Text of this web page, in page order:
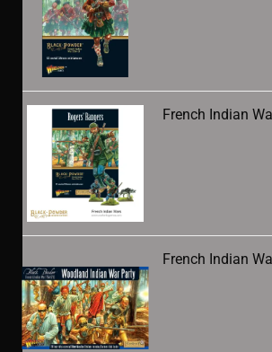
French Indian
French Indian